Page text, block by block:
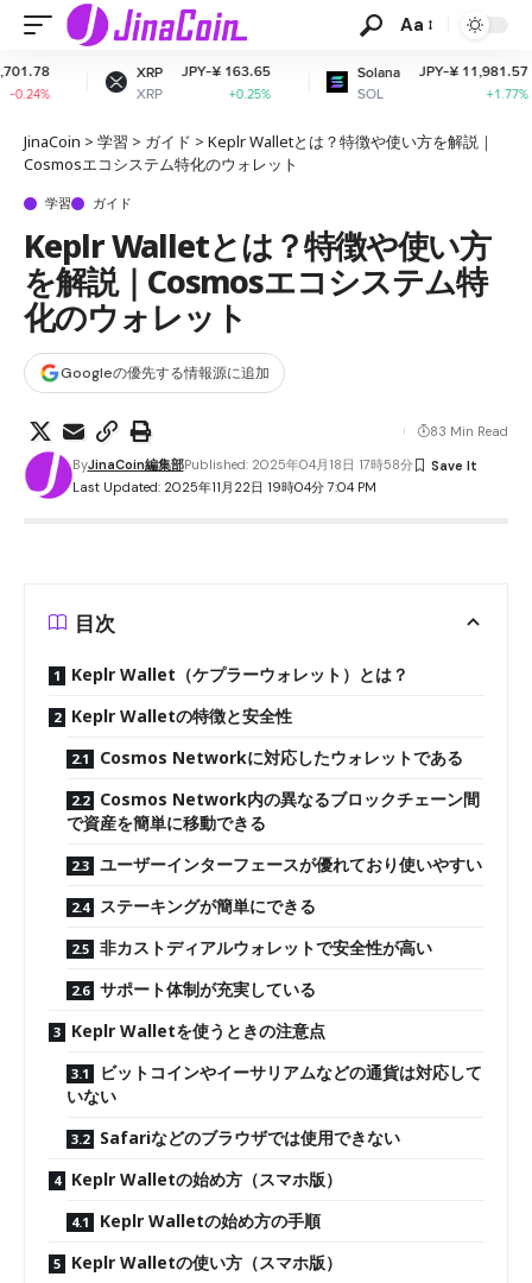
Aa
JPY-¥ 163.65
+0.25%
JPY-¥ 11,981.57
JinaCoin > 学習 > ガイド > Keplr Walletとは？特徴や使い方を解説｜
Cosmosエコシステム特化のウォレット
学習 ガイド
Keplr Walletとは？特徴や使い方
を解説｜Cosmosエコシステム特
化のウォレット
Googleの優先する情報源に追加
Last Updated: 2025年11月22日 19時04分 7:04 PM
ByJinaCoin編集部Published: 2025年04月18日 17時58分
83 Min Read
目次
Keplr Wallet（ケプラーウォレット）とは？
Keplr Walletの特徴と安全性
Cosmos Networkに対応したウォレットである
Cosmos Network内の異なるブロックチェーン間
で資産を簡単に移動できる
ユーザーインターフェースが優れており使いやすい
ステーキングが簡単にできる
非カストディアルウォレットで安全性が高い
サポート体制が充実している
Keplr Walletを使うときの注意点
ビットコインやイーサリアムなどの通貨は対応して
いない
Safariなどのブラウザでは使用できない
Keplr Walletの始め方（スマホ版）
Keplr Walletの始め方の手順
Keplr Walletの使い方（スマホ版）